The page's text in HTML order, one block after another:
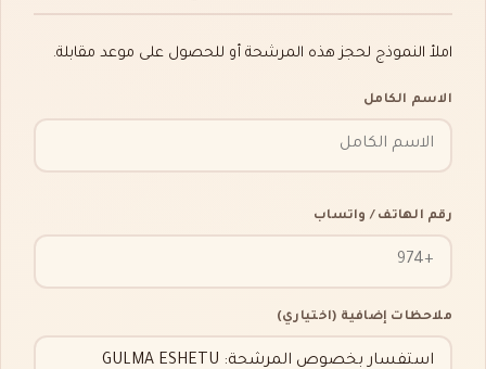
املأ النموذج لحجز هذه المرشحة أو للحصول على موعد مقابلة.
الاسم الكامل
رقم الهاتف / واتساب
ملاحظات إضافية (اختياري)